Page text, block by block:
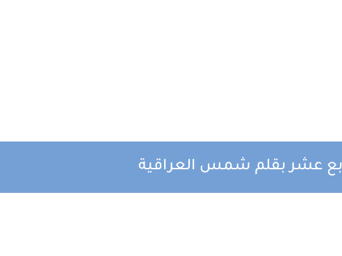
عشر بقلم شمس العراقية